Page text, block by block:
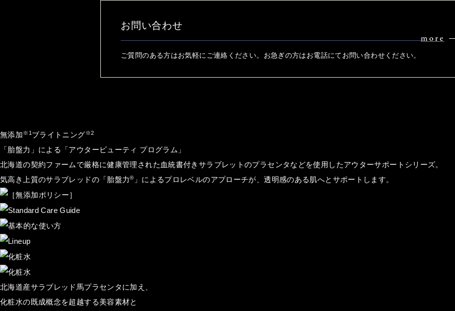
お問い合わせ
ご質問のある方はお気軽にご連絡ください。お急ぎの方はお電話にてお問い合わせください。
more
無添加※1ブライトニング※2
「胎盤力」による「アウタービューティ プログラム」
北海道の契約ファームで厳格に健康管理された血統書付きサラブレットのプラセンタなどを使用したアウターサポートシリーズ。
気高き上質のサラブレッドの「胎盤力® 」によるプロレベルのアプローチが、透明感のある肌へとサポートします。
北海道産サラブレッド馬プラセンタに加え、
化粧水の既成概念を超越する美容素材と